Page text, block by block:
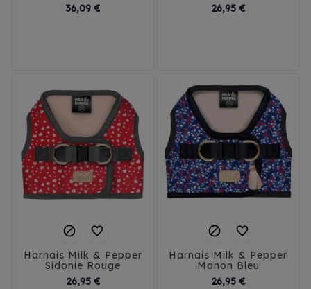
36,09 € 26,95 €Prix
 
Harnais Milk & Pepper
Sidonie Rouge
26,95 €Prix
 
Harnais Milk & Pepper
Manon Bleu
26,95 €Prix